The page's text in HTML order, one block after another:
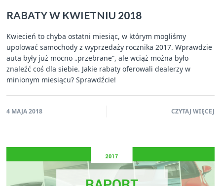
RABATY W KWIETNIU 2018
Kwiecień to chyba ostatni miesiąc, w którym mogliśmy
upolować samochody z wyprzedaży rocznika 2017. Wprawdzie
auta były już mocno „przebrane”, ale wciąż można było
znaleźć coś dla siebie. Jakie rabaty oferowali dealerzy w
minionym miesiącu? Sprawdźcie!
4 MAJA 2018 CZYTAJ WIĘCEJ